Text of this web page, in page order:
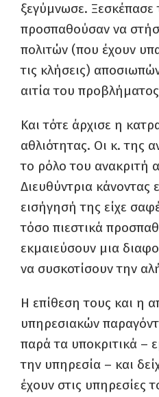
ξεγύμνωσε.
προσπαθούσαν να
πολιτών (που έχουν
τις κλήσεις)
αιτία του
Και τότε άρχισε η
αθλιότητας. Οι κ. της
το ρόλο του ανακριτή
Διευθύντρια κάνοντας
εισήγησή της είχε
τόσο πιεστικά
εκμαιεύσουν μια
να συσκοτίσουν την
Η επίθεση τους και η
υπηρεσιακών
παρά τα υποκριτικά –
την υπηρεσία – και
έχουν στις υπηρεσίες